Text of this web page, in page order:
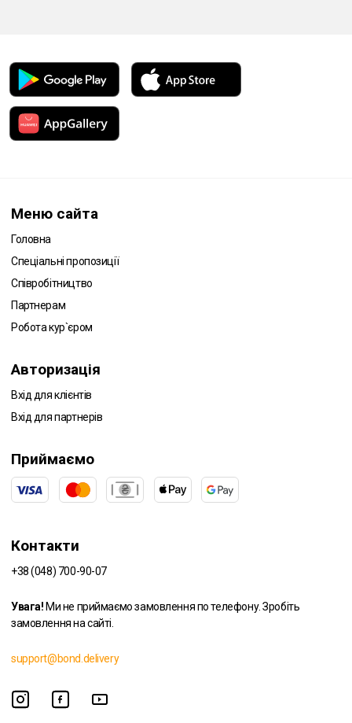
Меню сайта
Головна
Спеціальні пропозиції
Співробітництво
Партнерам
Робота кур`єром
Авторизація
Вхід для клієнтів
Вхід для партнерів
Приймаємо
Контакти
+38 (048) 700-90-07
Увага! Ми не приймаємо замовлення по телефону. Зробіть
замовлення на сайті.
support@bond.delivery